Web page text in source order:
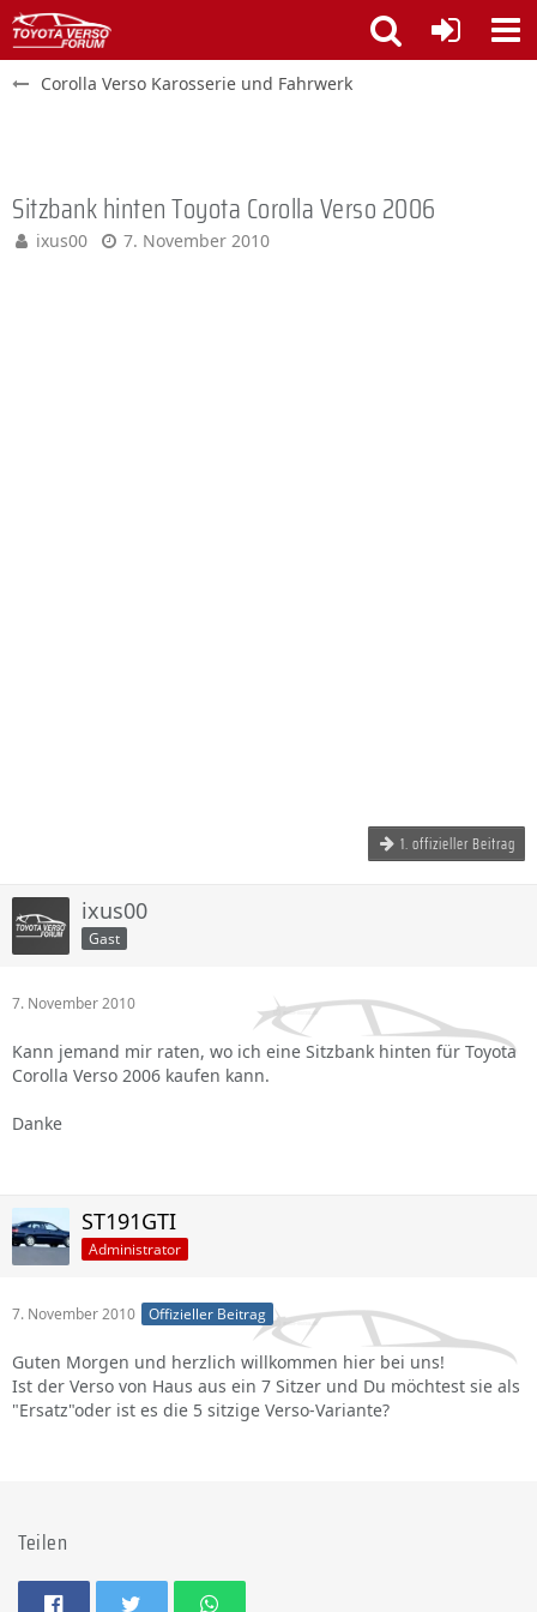
Corolla Verso Karosserie und Fahrwerk
Sitzbank hinten Toyota Corolla Verso 2006
ixus00 7. November 2010
1. offizieller Beitrag
ixus00
Gast
7. November 2010
Kann jemand mir raten, wo ich eine Sitzbank hinten für Toyota
Corolla Verso 2006 kaufen kann.
Danke
ST191GTI
Administrator
7. November 2010 Offizieller Beitrag
Guten Morgen und herzlich willkommen hier bei uns!
Ist der Verso von Haus aus ein 7 Sitzer und Du möchtest sie als
"Ersatz"oder ist es die 5 sitzige Verso-Variante?
Teilen